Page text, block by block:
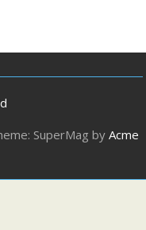
SuperMag byAcme